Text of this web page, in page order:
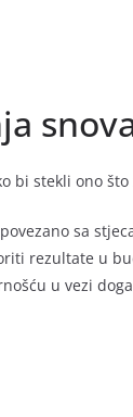
bi stekli ono
sa
rezultate u
u vezi